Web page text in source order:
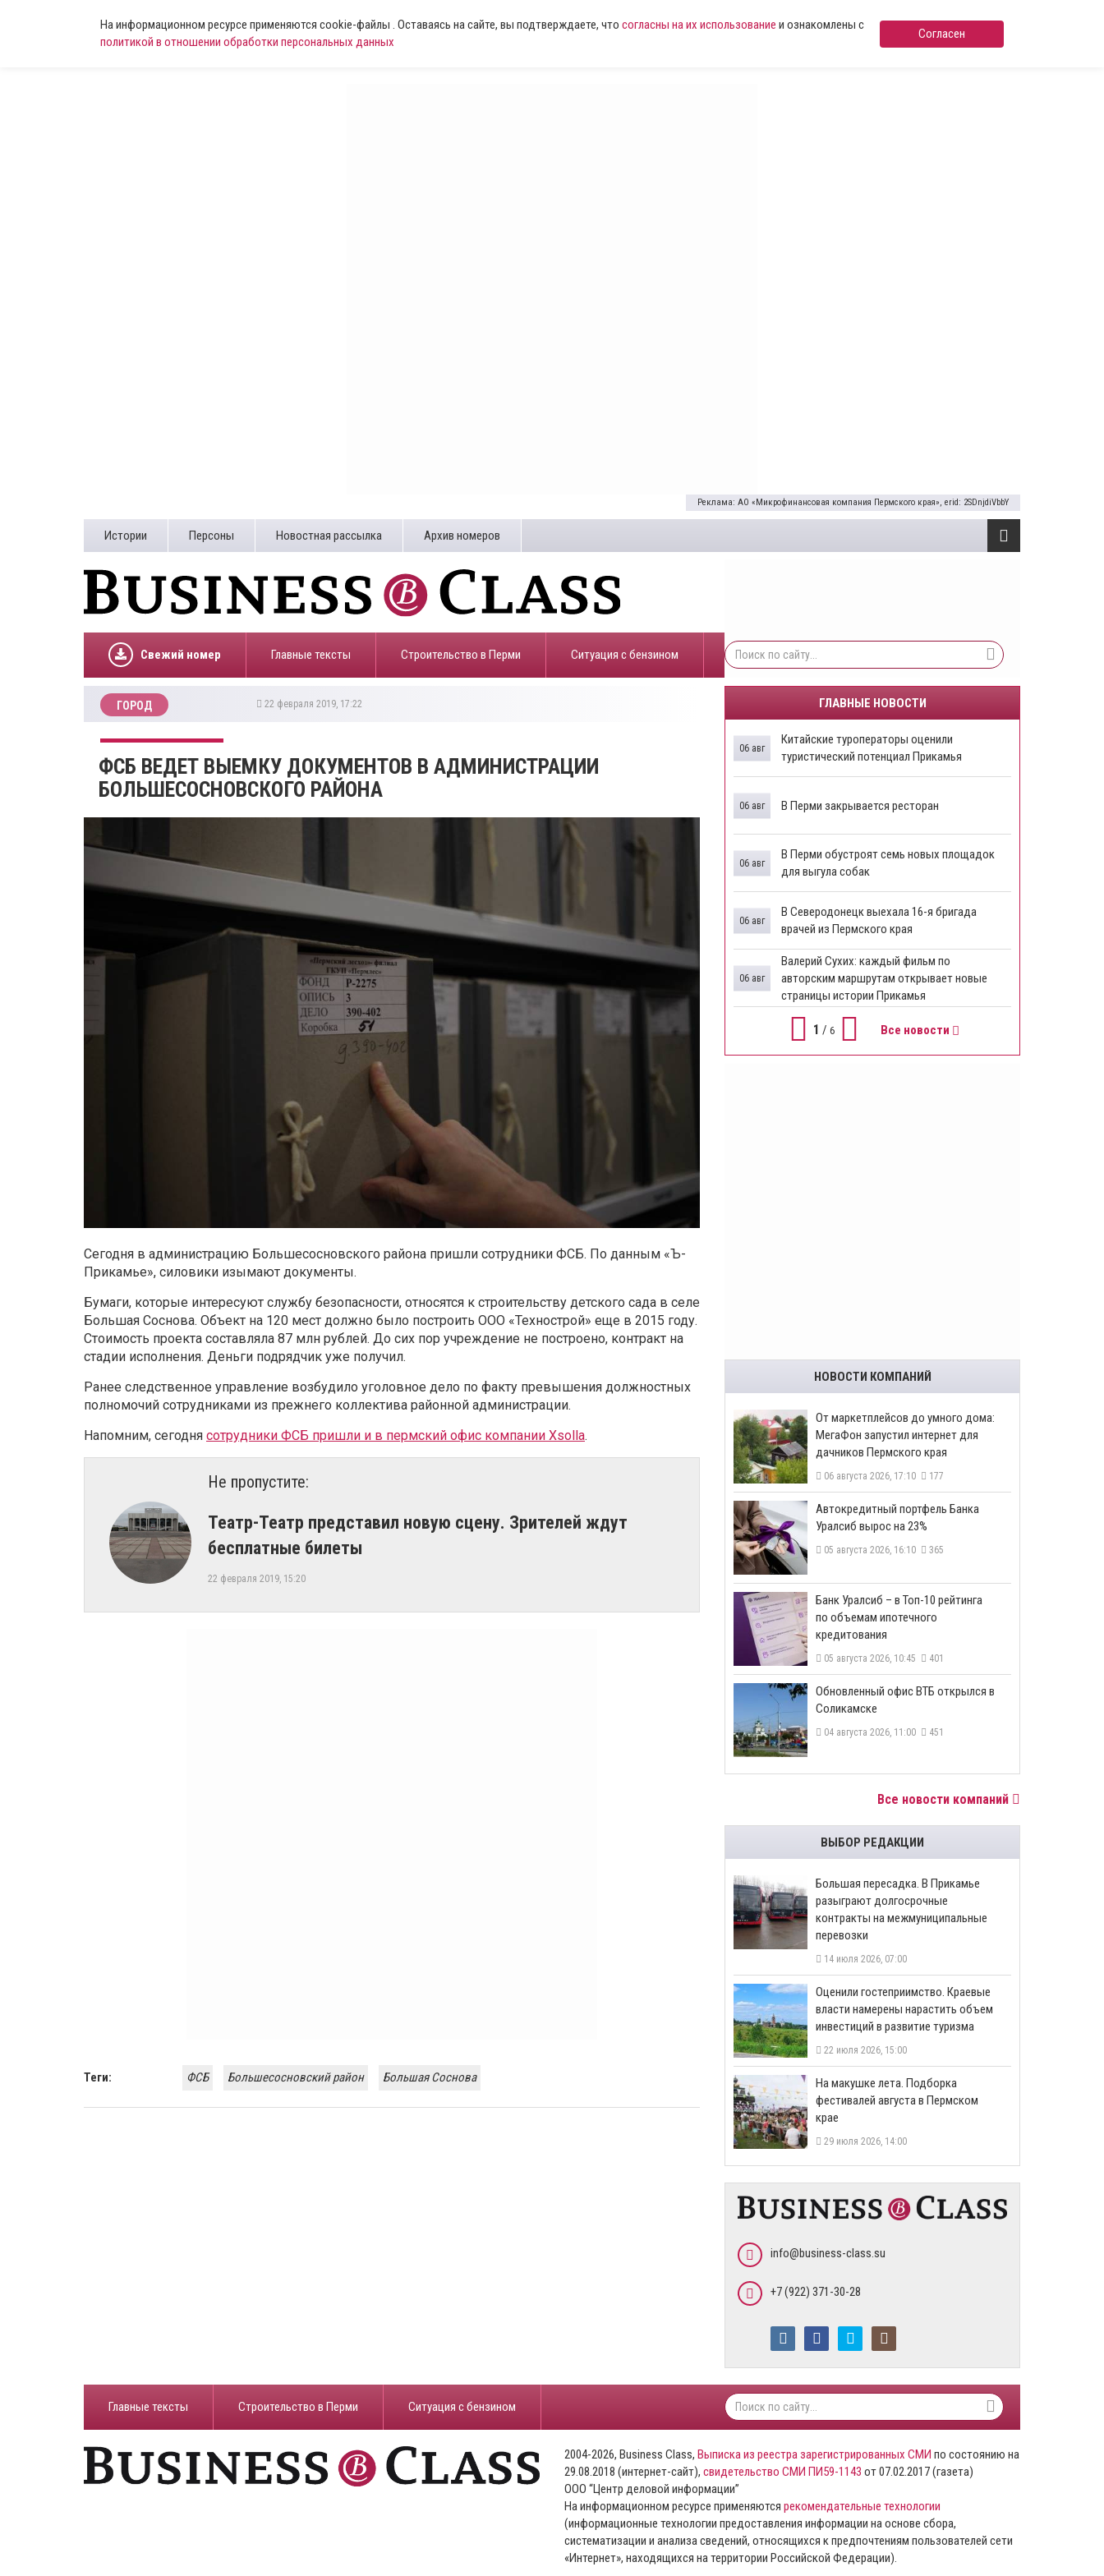
На информационном ресурсе применяются cookie-файлы . Оставаясь на сайте, вы подтверждаете, что согласны на их использование и ознакомлены с
политикой в отношении обработки персональных данных
Согласен
Реклама: АО «Микрофинансовая компания Пермского края», erid: 2SDnjdiVbbY
Истории Персоны Новостная рассылка Архив номеров
Свежий номер Главные тексты Строительство в Перми ​Ситуация с бензином
ГОРОД 22 февраля 2019, 17:22
ФСБ ВЕДЕТ ВЫЕМКУ ДОКУМЕНТОВ В АДМИНИСТРАЦИИ
БОЛЬШЕСОСНОВСКОГО РАЙОНА
Сегодня в администрацию Большесосновского района пришли сотрудники ФСБ. По данным «Ъ-
Прикамье», силовики изымают документы.
Бумаги, которые интересуют службу безопасности, относятся к строительству детского сада в селе
Большая Соснова. Объект на 120 мест должно было построить ООО «Технострой» еще в 2015 году.
Стоимость проекта составляла 87 млн рублей. До сих пор учреждение не построено, контракт на
стадии исполнения. Деньги подрядчик уже получил.
Ранее следственное управление возбудило уголовное дело по факту превышения должностных
полномочий сотрудниками из прежнего коллектива районной администрации.
Напомним, сегодня сотрудники ФСБ пришли и в пермский офис компании Xsolla.
Не пропустите:
Театр-Театр представил новую сцену. Зрителей ждут
бесплатные билеты
22 февраля 2019, 15:20
Теги: ФСБ Большесосновский район Большая Соснова
ГЛАВНЫЕ НОВОСТИ
Китайские туроператоры оценили
туристический потенциал Прикамья
06 авг
В Перми закрывается ресторан
06 авг
​В Перми обустроят семь новых площадок
для выгула собак
06 авг
В Северодонецк выехала 16-я бригада
врачей из Пермского края
06 авг
​Валерий Сухих: каждый фильм по
авторским маршрутам открывает новые
страницы истории Прикамья
06 авг
1 / 6 Все новости
НОВОСТИ КОМПАНИЙ
От маркетплейсов до умного дома:
МегаФон запустил интернет для
дачников Пермского края
06 августа 2026, 17:10 177
​Автокредитный портфель Банка
Уралсиб вырос на 23%
05 августа 2026, 16:10 365
​Банк Уралсиб – в Топ-10 рейтинга
по объемам ипотечного
кредитования
05 августа 2026, 10:45 401
​Обновленный офис ВТБ открылся в
Соликамске
04 августа 2026, 11:00 451
Все новости компаний
ВЫБОР РЕДАКЦИИ
Большая пересадка. В Прикамье
разыграют долгосрочные
контракты на межмуниципальные
перевозки
14 июля 2026, 07:00
Оценили гостеприимство. Краевые
власти намерены нарастить объем
инвестиций в развитие туризма
22 июля 2026, 15:00
На макушке лета. Подборка
фестивалей августа в Пермском
крае
29 июля 2026, 14:00
info@business-class.su
+7 (922) 371-30-28
Главные тексты Строительство в Перми ​Ситуация с бензином
2004-2026, Business Class, Выписка из реестра зарегистрированных СМИ по состоянию на
29.08.2018 (интернет-сайт), свидетельство СМИ ПИ59-1143 от 07.02.2017 (газета)
ООО “Центр деловой информации”
На информационном ресурсе применяются рекомендательные технологии
(информационные технологии предоставления информации на основе сбора,
систематизации и анализа сведений, относящихся к предпочтениям пользователей сети
«Интернет», находящихся на территории Российской Федерации).